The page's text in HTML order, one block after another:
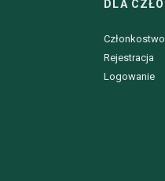
DLA
Członkostwo
Rejestracja
Logowanie